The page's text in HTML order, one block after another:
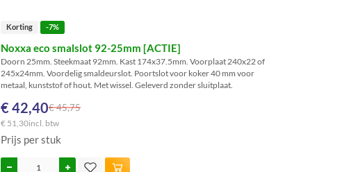
Korting -7%
Noxxa eco smalslot 92-25mm [ACTIE]
Doorn 25mm. Steekmaat 92mm. Kast 174x37.5mm. Voorplaat 240x22 of
245x24mm. Voordelig smaldeurslot. Poortslot voor koker 40 mm voor
metaal, kunststof of hout. Met wissel. Geleverd zonder sluitplaat.
€ 45,75
€ 42,40
€ 51,30incl. btw
Prijs per stuk